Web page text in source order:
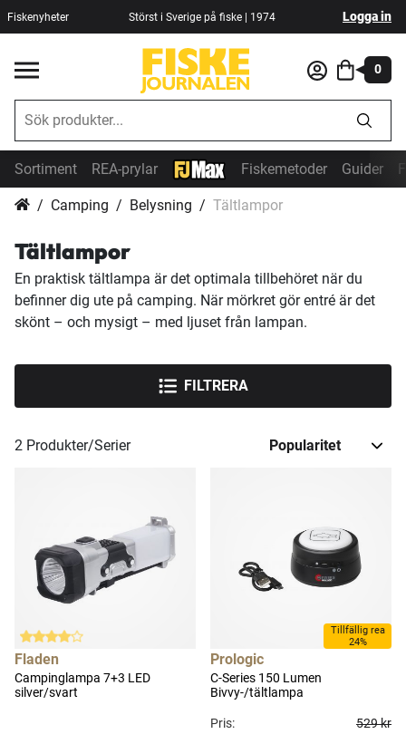
Fiskenyheter Störst i Sverige på fiske | 1974 Logga in
0
Sortiment REA-prylar Fiskemetoder Guider
Camping Belysning Tältlampor
Tältlampor
En praktisk tältlampa är det optimala tillbehöret när du
befinner dig ute på camping. När mörkret gör entré är det
skönt – och mysigt – med ljuset från lampan.
2 Produkter/Serier
Fladen
Campinglampa 7+3 LED
silver/svart
Tillfällig rea
24%
Prologic
C-Series 150 Lumen
Bivvy-/tältlampa
Pris:
529 kr
FILTRERA